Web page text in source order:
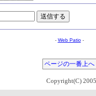
- Web Patio-
ページの一番上へ
Copyright(C)